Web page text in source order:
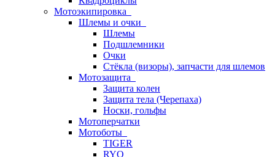
Мотоэкипировка
Шлемы и очки
Шлемы
Подшлемники
Очки
Стёкла (визоры), запчасти для шлемов
Мотозащита
Защита колен
Защита тела (Черепаха)
Носки, гольфы
Мотоперчатки
Мотоботы
TIGER
RYO